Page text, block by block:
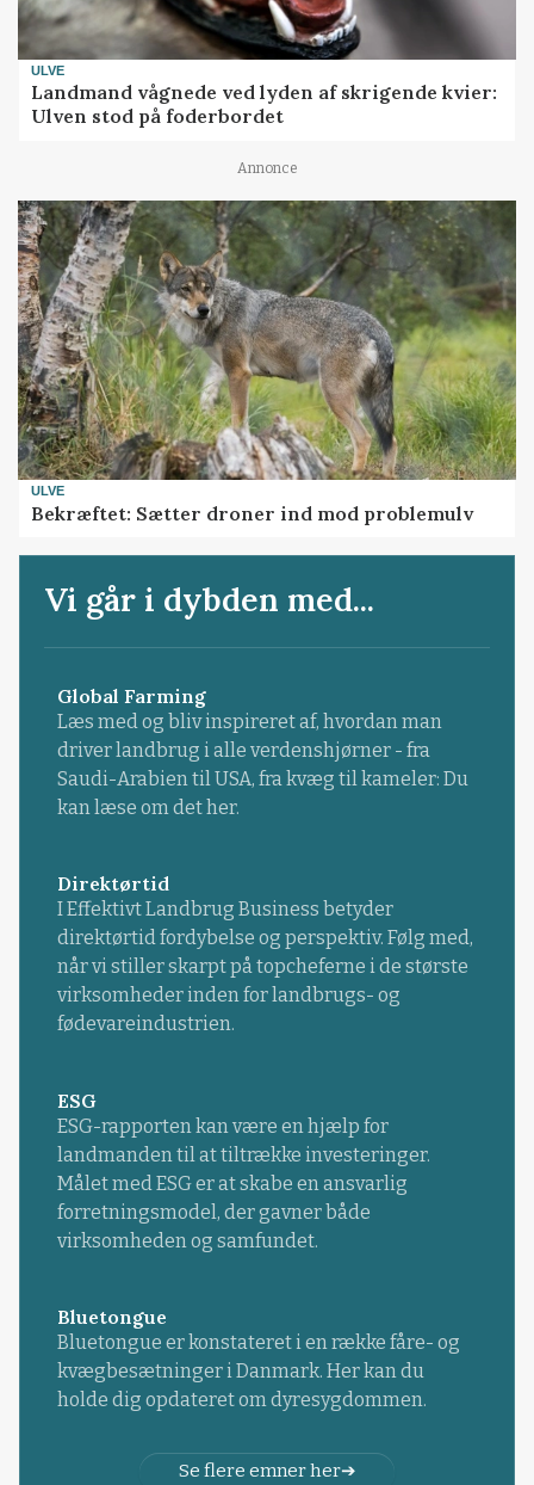
ULVE
Landmand vågnede ved lyden af skrigende kvier:
Ulven stod på foderbordet
Annonce
ULVE
Bekræftet: Sætter droner ind mod problemulv
Vi går i dybden med...
Global Farming
Læs med og bliv inspireret af, hvordan man
driver landbrug i alle verdenshjørner - fra
Saudi-Arabien til USA, fra kvæg til kameler: Du
kan læse om det her.
Direktørtid
I Effektivt Landbrug Business betyder
direktørtid fordybelse og perspektiv. Følg med,
når vi stiller skarpt på topcheferne i de største
virksomheder inden for landbrugs- og
fødevareindustrien.
ESG
ESG-rapporten kan være en hjælp for
landmanden til at tiltrække investeringer.
Målet med ESG er at skabe en ansvarlig
forretningsmodel, der gavner både
virksomheden og samfundet.
Bluetongue
Bluetongue er konstateret i en række fåre- og
kvægbesætninger i Danmark. Her kan du
holde dig opdateret om dyresygdommen.
Se flere emner her